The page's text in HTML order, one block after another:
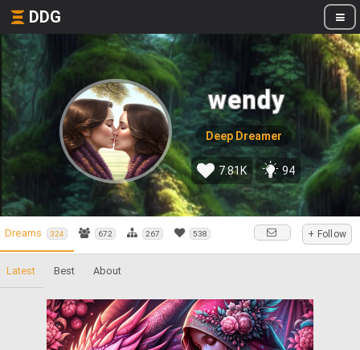
DDG
wendy
Deep Dreamer
7.81K 94
Dreams 324 672 267 538 + Follow
Latest Best About